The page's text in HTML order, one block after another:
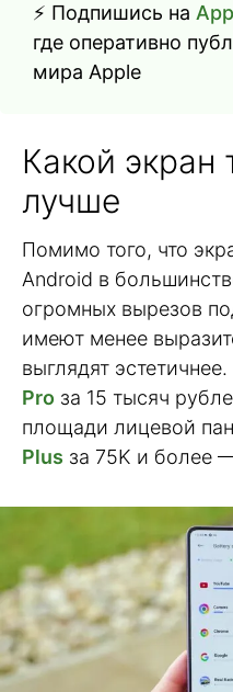
⚡ Подпишись на
где оперативно
мира Apple
Какой экран
лучше
Помимо того, что
Android в
огромных вырезов
имеют менее
выглядят
Pro за 15 тысяч
площади лицевой
Plus за 75K и более